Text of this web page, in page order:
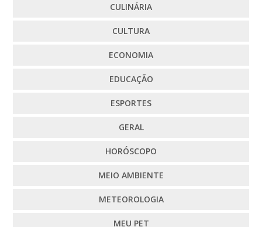
CULINÁRIA
CULTURA
ECONOMIA
EDUCAÇÃO
ESPORTES
GERAL
HORÓSCOPO
MEIO AMBIENTE
METEOROLOGIA
MEU PET